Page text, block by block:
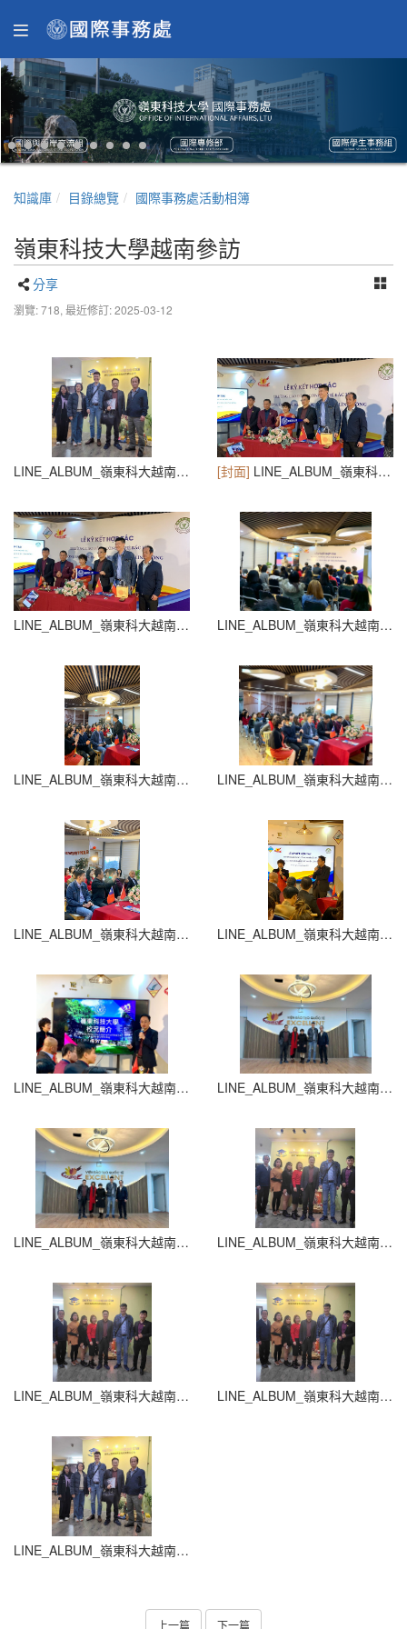
知識庫 目錄總覽 國際事務處活動相簿
嶺東科技大學越南參訪
分享
瀏覽: 718, 最近修訂: 2025-03-12
LINE_ALBUM_嶺東科大越南拜訪_250312_1 [封面] LINE_ALBUM_嶺東科大越南拜訪_250312_2
LINE_ALBUM_嶺東科大越南拜訪_250312_3 LINE_ALBUM_嶺東科大越南拜訪_250312_4
LINE_ALBUM_嶺東科大越南拜訪_250312_5 LINE_ALBUM_嶺東科大越南拜訪_250312_6
LINE_ALBUM_嶺東科大越南拜訪_250312_7 LINE_ALBUM_嶺東科大越南拜訪_250312_8
LINE_ALBUM_嶺東科大越南拜訪_250312_9 LINE_ALBUM_嶺東科大越南拜訪_250312_10
LINE_ALBUM_嶺東科大越南拜訪_250312_11 LINE_ALBUM_嶺東科大越南拜訪_250312_12
LINE_ALBUM_嶺東科大越南拜訪_250312_13 LINE_ALBUM_嶺東科大越南拜訪_250312_14
LINE_ALBUM_嶺東科大越南拜訪_250312_15
上一篇 下一篇